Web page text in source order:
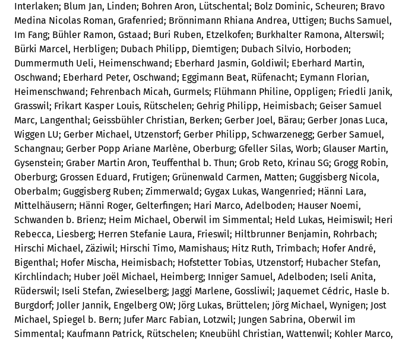
Interlaken; Blum Jan, Linden; Bohren Aron, Lütschental; Bolz Dominic, Scheuren; Bravo
Medina Nicolas Roman, Grafenried; Brönnimann Rhiana Andrea, Uttigen; Buchs Samuel,
Im Fang; Bühler Ramon, Gstaad; Buri Ruben, Etzelkofen; Burkhalter Ramona, Alterswil;
Bürki Marcel, Herbligen; Dubach Philipp, Diemtigen; Dubach Silvio, Horboden;
Dummermuth Ueli, Heimenschwand; Eberhard Jasmin, Goldiwil; Eberhard Martin,
Oschwand; Eberhard Peter, Oschwand; Eggimann Beat, Rüfenacht; Eymann Florian,
Heimenschwand; Fehrenbach Micah, Gurmels; Flühmann Philine, Oppligen; Friedli Janik,
Grasswil; Frikart Kasper Louis, Rütschelen; Gehrig Philipp, Heimisbach; Geiser Samuel
Marc, Langenthal; Geissbühler Christian, Berken; Gerber Joel, Bärau; Gerber Jonas Luca,
Wiggen LU; Gerber Michael, Utzenstorf; Gerber Philipp, Schwarzenegg; Gerber Samuel,
Schangnau; Gerber Popp Ariane Marlène, Oberburg; Gfeller Silas, Worb; Glauser Martin,
Gysenstein; Graber Martin Aron, Teuffenthal b. Thun; Grob Reto, Krinau SG; Grogg Robin,
Oberburg; Grossen Eduard, Frutigen; Grünenwald Carmen, Matten; Guggisberg Nicola,
Oberbalm; Guggisberg Ruben; Zimmerwald; Gygax Lukas, Wangenried; Hänni Lara,
Mittelhäusern; Hänni Roger, Gelterfingen; Hari Marco, Adelboden; Hauser Noemi,
Schwanden b. Brienz; Heim Michael, Oberwil im Simmental; Held Lukas, Heimiswil; Heri
Rebecca, Liesberg; Herren Stefanie Laura, Frieswil; Hiltbrunner Benjamin, Rohrbach;
Hirschi Michael, Zäziwil; Hirschi Timo, Mamishaus; Hitz Ruth, Trimbach; Hofer André,
Bigenthal; Hofer Mischa, Heimisbach; Hofstetter Tobias, Utzenstorf; Hubacher Stefan,
Kirchlindach; Huber Joël Michael, Heimberg; Inniger Samuel, Adelboden; Iseli Anita,
Rüderswil; Iseli Stefan, Zwieselberg; Jaggi Marlene, Gossliwil; Jaquemet Cédric, Hasle b.
Burgdorf; Joller Jannik, Engelberg OW; Jörg Lukas, Brüttelen; Jörg Michael, Wynigen; Jost
Michael, Spiegel b. Bern; Jufer Marc Fabian, Lotzwil; Jungen Sabrina, Oberwil im
Simmental; Kaufmann Patrick, Rütschelen; Kneubühl Christian, Wattenwil; Kohler Marco,